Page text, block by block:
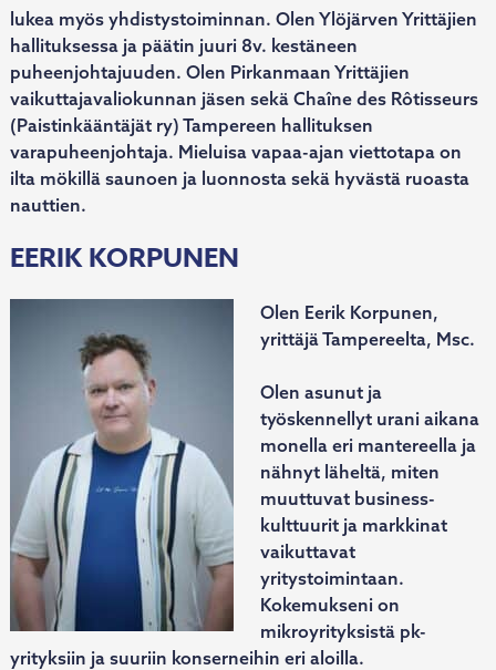
lukea myös yhdistystoiminnan. Olen Ylöjärven Yrittäjien
hallituksessa ja päätin juuri 8v. kestäneen
puheenjohtajuuden. Olen Pirkanmaan Yrittäjien
vaikuttajavaliokunnan jäsen sekä Chaîne des Rôtisseurs
(Paistinkääntäjät ry) Tampereen hallituksen
varapuheenjohtaja. Mieluisa vapaa-ajan viettotapa on
ilta mökillä saunoen ja luonnosta sekä hyvästä ruoasta
nauttien.
EERIK KORPUNEN
Olen Eerik Korpunen,
yrittäjä Tampereelta, Msc.
Olen asunut ja
työskennellyt urani aikana
monella eri mantereella ja
nähnyt läheltä, miten
muuttuvat business-
kulttuurit ja markkinat
vaikuttavat
yritystoimintaan.
Kokemukseni on
mikroyrityksistä pk-
yrityksiin ja suuriin konserneihin eri aloilla.